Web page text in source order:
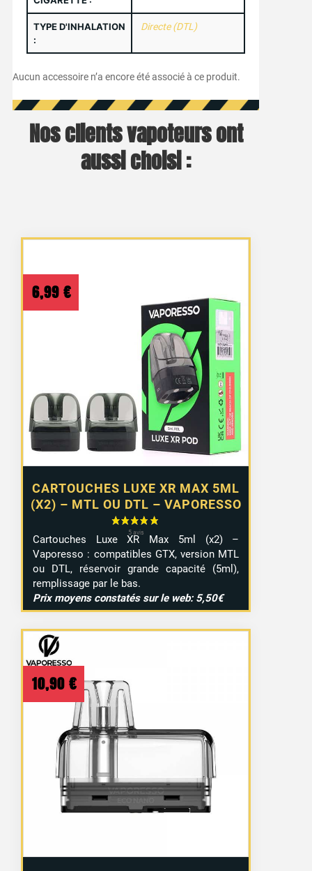
TYPE D'INHALATION
:
Directe (DTL)
Aucun accessoire n’a encore été associé à ce produit.
Nos clients vapoteurs ont
aussi choisi :
CARTOUCHES LUXE XR MAX 5ML
(X2) – MTL OU DTL – VAPORESSO
6,99 €
Cartouches Luxe XR Max 5ml (x2) –
Vaporesso : compatibles GTX, version MTL
ou DTL, réservoir grande capacité (5ml),
remplissage par le bas.
Prix moyens constatés sur le web: 5,50€
10,90 €